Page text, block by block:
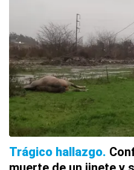
Trágico hallazgo